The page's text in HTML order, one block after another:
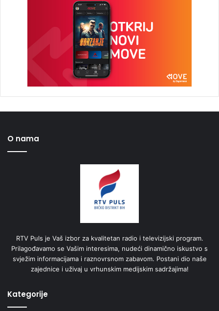
O nama
RTV Puls je Vaš izbor za kvalitetan radio i televizijski program.
Prilagođavamo se Vašim interesima, nudeći dinamično iskustvo s
svježim informacijama i raznovrsnom zabavom. Postani dio naše
zajednice i uživaj u vrhunskim medijskim sadržajima!
Kategorije